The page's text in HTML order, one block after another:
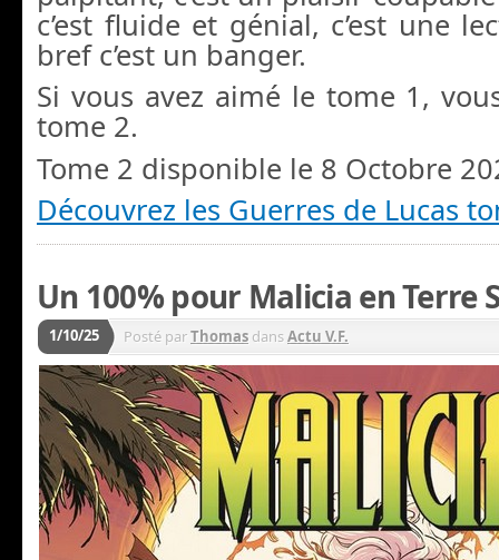
c’est fluide et génial, c’est une
bref c’est un banger.
Si vous avez aimé le tome 1,
tome 2.
Tome 2 disponible le 8 Octobre
Découvrez les Guerres de Lucas
Un 100% pour Malicia en Terre
1/10/25 Posté parThomas dansActu V.F.